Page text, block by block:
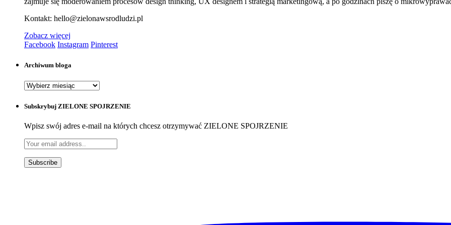
Kontakt: hello@zielonawsrodludzi.pl
Zobacz więcej
Facebook Instagram Pinterest
Archiwum bloga
Archiwum
Subskrybuj ZIELONE SPOJRZENIE
Wpisz swój adres e-mail na których chcesz otrzymywać ZIELONE SPOJRZENIE